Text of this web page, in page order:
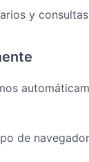
y
de